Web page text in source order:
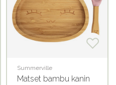
Summerville
Matset bambu kanin